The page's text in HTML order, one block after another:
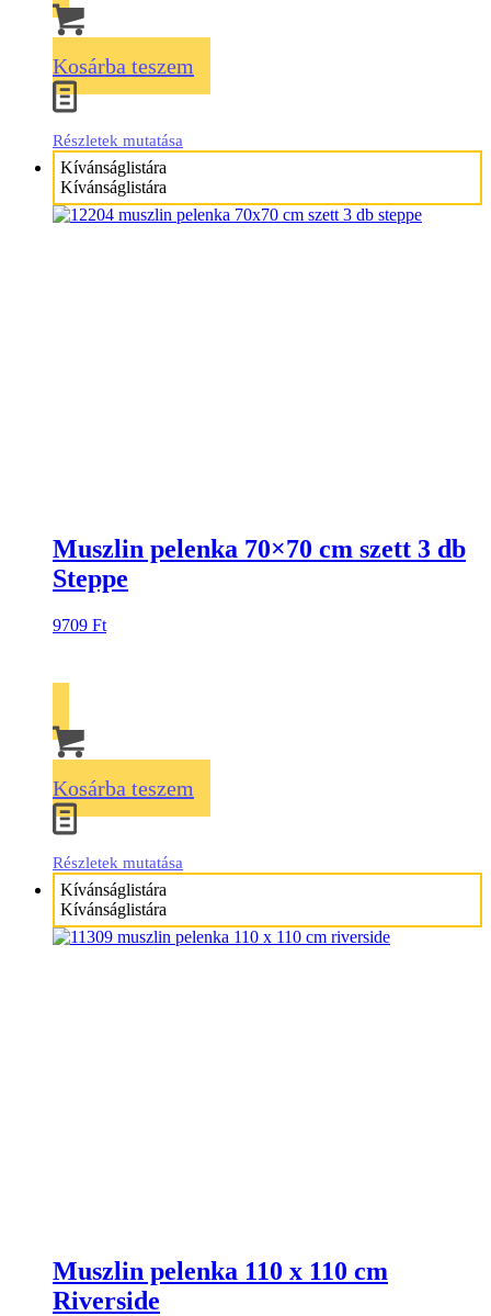
Kosárba teszem
Részletek mutatása
Kívánságlistára
Kívánságlistára
Muszlin pelenka 70×70 cm szett 3 db
Steppe
9709 Ft
Kosárba teszem
Részletek mutatása
Kívánságlistára
Kívánságlistára
Muszlin pelenka 110 x 110 cm
Riverside